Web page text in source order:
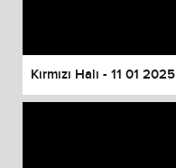
Kırmızı Halı - 11 01 2025